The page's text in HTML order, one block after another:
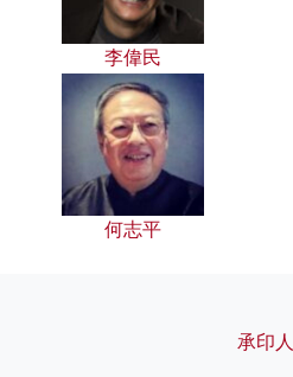
李偉民
何志平
承印人